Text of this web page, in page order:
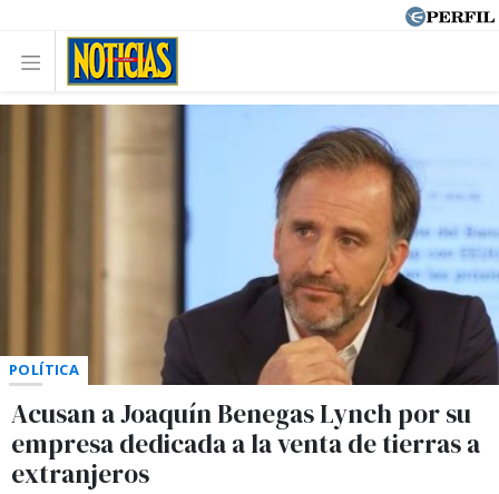
POLÍTICA
Acusan a Joaquín Benegas Lynch por su
empresa dedicada a la venta de tierras a
extranjeros